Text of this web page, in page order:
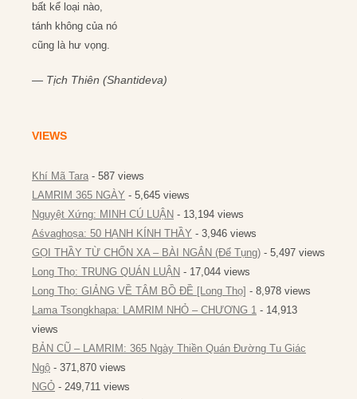
bất kể loại nào,
tánh không của nó
cũng là hư vọng.
— Tịch Thiên (Shantideva)
VIEWS
Khí Mã Tara - 587 views
LAMRIM 365 NGÀY - 5,645 views
Nguyệt Xứng: MINH CÚ LUẬN - 13,194 views
Aśvaghoṣa: 50 HẠNH KÍNH THẦY - 3,946 views
GỌI THẦY TỪ CHỐN XA – BÀI NGẮN (Để Tụng) - 5,497 views
Long Thọ: TRUNG QUÁN LUẬN - 17,044 views
Long Thọ: GIẢNG VỀ TÂM BỒ ĐỀ [Long Thọ] - 8,978 views
Lama Tsongkhapa: LAMRIM NHỎ – CHƯƠNG 1 - 14,913
views
BẢN CŨ – LAMRIM: 365 Ngày Thiền Quán Đường Tu Giác
Ngộ - 371,870 views
NGỎ - 249,711 views